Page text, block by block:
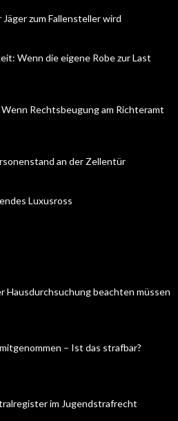
zum Fallensteller wird
Wenn die eigene Robe zur Last
Rechtsbeugung am Richteramt
an der Zellentür
Luxusross
Hausdurchsuchung beachten müssen
– Ist das strafbar?
im Jugendstrafrecht